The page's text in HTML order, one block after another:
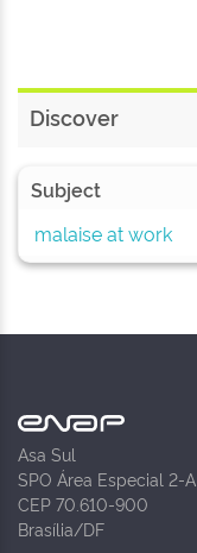
Discover
Subject
malaise at work
Asa Sul
SPO Área Especial 2-A
CEP 70.610-900
Brasília/DF